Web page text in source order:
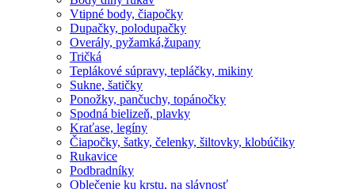
Vtipné body, čiapočky
Dupačky, polodupačky
Overály, pyžamká,župany
Tričká
Teplákové súpravy, tepláčky, mikiny
Sukne, šatičky
Ponožky, pančuchy, topánočky
Spodná bielizeň, plavky
Kraťase, legíny
Čiapočky, šatky, čelenky, šiltovky, klobúčiky
Rukavice
Podbradníky
Oblečenie ku krstu, na slávnosť